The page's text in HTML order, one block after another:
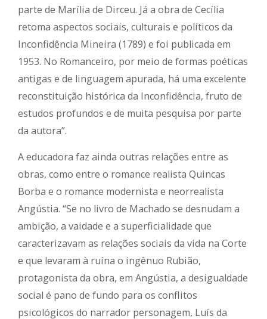
parte de Marília de Dirceu. Já a obra de Cecília
retoma aspectos sociais, culturais e políticos da
Inconfidência Mineira (1789) e foi publicada em
1953. No Romanceiro, por meio de formas poéticas
antigas e de linguagem apurada, há uma excelente
reconstituição histórica da Inconfidência, fruto de
estudos profundos e de muita pesquisa por parte
da autora”.
A educadora faz ainda outras relações entre as
obras, como entre o romance realista Quincas
Borba e o romance modernista e neorrealista
Angústia. “Se no livro de Machado se desnudam a
ambição, a vaidade e a superficialidade que
caracterizavam as relações sociais da vida na Corte
e que levaram à ruína o ingênuo Rubião,
protagonista da obra, em Angústia, a desigualdade
social é pano de fundo para os conflitos
psicológicos do narrador personagem, Luís da